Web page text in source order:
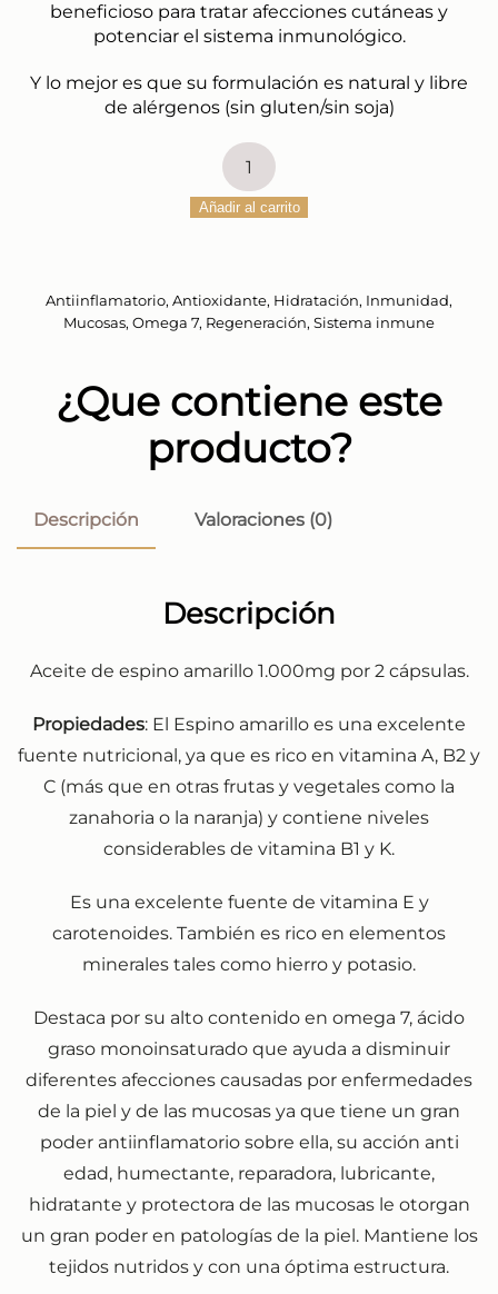
beneficioso para tratar afecciones cutáneas y
potenciar el sistema inmunológico.
Y lo mejor es que su formulación es natural y libre
de alérgenos (sin gluten/sin soja)
Espino
amarillo
bote
Añadir al carrito
Antiinflamatorio, Antioxidante, Hidratación, Inmunidad,
Mucosas, Omega 7, Regeneración, Sistema inmune
¿Que contiene este
producto?
Descripción Valoraciones (0)
Descripción
Aceite de espino amarillo 1.000mg por 2 cápsulas.
Propiedades: El Espino amarillo es una excelente
fuente nutricional, ya que es rico en vitamina A, B2 y
C (más que en otras frutas y vegetales como la
zanahoria o la naranja) y contiene niveles
considerables de vitamina B1 y K.
Es una excelente fuente de vitamina E y
carotenoides. También es rico en elementos
minerales tales como hierro y potasio.
Destaca por su alto contenido en omega 7, ácido
graso monoinsaturado que ayuda a disminuir
diferentes afecciones causadas por enfermedades
de la piel y de las mucosas ya que tiene un gran
poder antiinflamatorio sobre ella, su acción anti
edad, humectante, reparadora, lubricante,
hidratante y protectora de las mucosas le otorgan
un gran poder en patologías de la piel. Mantiene los
tejidos nutridos y con una óptima estructura.